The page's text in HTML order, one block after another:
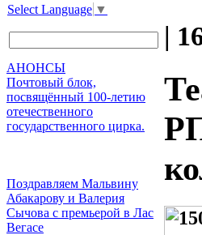
Select Language ▼
АНОНСЫ
Почтовый блок,
посвящённый 100-летию
отечественного
государственного цирка.
Поздравляем Мальвину
Абакарову и Валерия
Сычова с премьерой в Лас
Вегасе
|